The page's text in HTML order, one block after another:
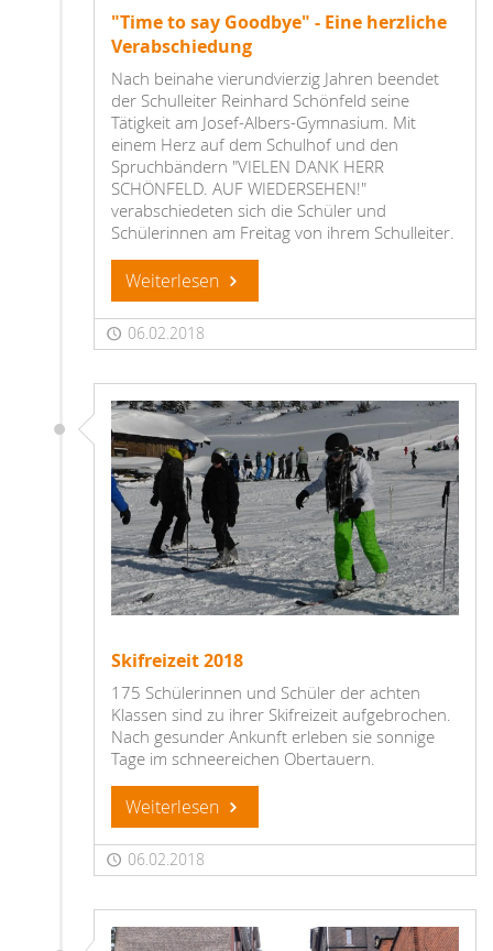
"Time to say Goodbye" - Eine herzliche
Verabschiedung
Nach beinahe vierundvierzig Jahren beendet
der Schulleiter Reinhard Schönfeld seine
Tätigkeit am Josef-Albers-Gymnasium. Mit
einem Herz auf dem Schulhof und den
Spruchbändern "VIELEN DANK HERR
SCHÖNFELD. AUF WIEDERSEHEN!"
verabschiedeten sich die Schüler und
Schülerinnen am Freitag von ihrem Schulleiter.
Weiterlesen
06.02.2018
Skifreizeit 2018
175 Schülerinnen und Schüler der achten
Klassen sind zu ihrer Skifreizeit aufgebrochen.
Nach gesunder Ankunft erleben sie sonnige
Tage im schneereichen Obertauern.
Weiterlesen
06.02.2018